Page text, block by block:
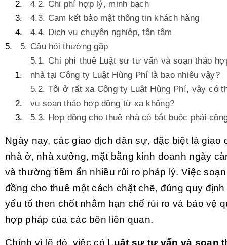
4.2. Chi phí hợp lý, minh bạch
4.3. Cam kết bảo mật thông tin khách hàng
4.4. Dịch vụ chuyên nghiệp, tận tâm
5. Câu hỏi thường gặp
5.1. Chi phí thuê Luật sư tư vấn và soạn thảo
nhà tại Công ty Luật Hùng Phí là bao nhiêu vậy?
5.2. Tôi ở rất xa Công ty Luật Hùng Phí, vậy có
vụ soạn thảo hợp đồng từ xa không?
5.3. Hợp đồng cho thuê nhà có bắt buộc phải
Ngày nay, các giao dịch dân sự, đặc biệt là giao
nhà ở, nhà xưởng, mặt bằng kinh doanh ngày
và thường tiềm ẩn nhiều rủi ro pháp lý. Việc
đồng cho thuê một cách chặt chẽ, đúng quy
yếu tố then chốt nhằm hạn chế rủi ro và bảo vệ
hợp pháp của các bên liên quan.
Chính vì lẽ đó, việc có Luật sư tư vấn và soạn